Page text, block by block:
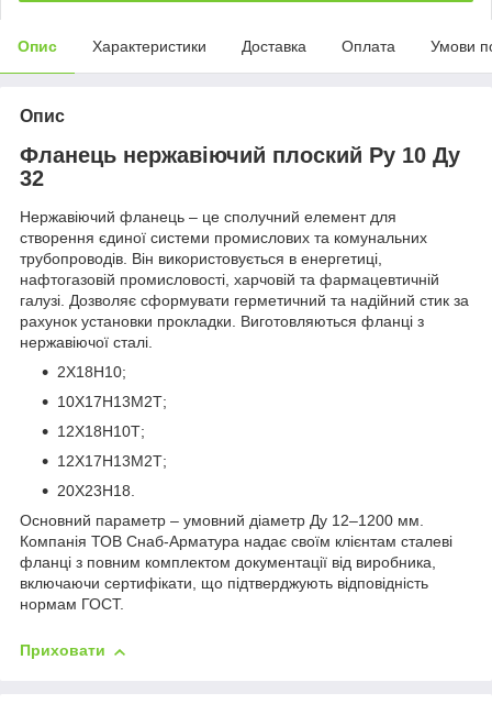
Опис Характеристики Доставка Оплата Умови
Опис
Фланець нержавіючий плоский Ру 10 Ду
32
Нержавіючий фланець – це сполучний елемент для
створення єдиної системи промислових та комунальних
трубопроводів. Він використовується в енергетиці,
нафтогазовій промисловості, харчовій та фармацевтичній
галузі. Дозволяє сформувати герметичний та надійний стик за
рахунок установки прокладки. Виготовляються фланці з
нержавіючої сталі.
2Х18Н10;
10Х17Н13М2Т;
12Х18Н10Т;
12Х17Н13М2Т;
20Х23Н18.
Основний параметр – умовний діаметр Ду 12–1200 мм.
Компанія ТОВ Снаб-Арматура надає своїм клієнтам сталеві
фланці з повним комплектом документації від виробника,
включаючи сертифікати, що підтверджують відповідність
нормам ГОСТ.
Приховати